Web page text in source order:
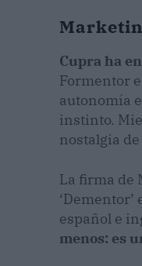
Cupra ha
Formentor
autonomía
instinto.
nostalgia
La firma de
español e
menos: es